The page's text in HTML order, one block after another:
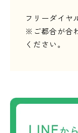
フリーダイヤ
※ご都合が合
ください。